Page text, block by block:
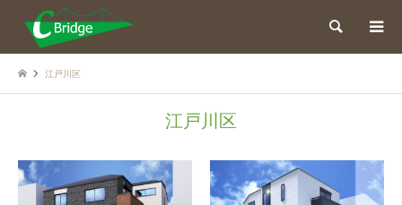
検索
江戸川区
江戸川区